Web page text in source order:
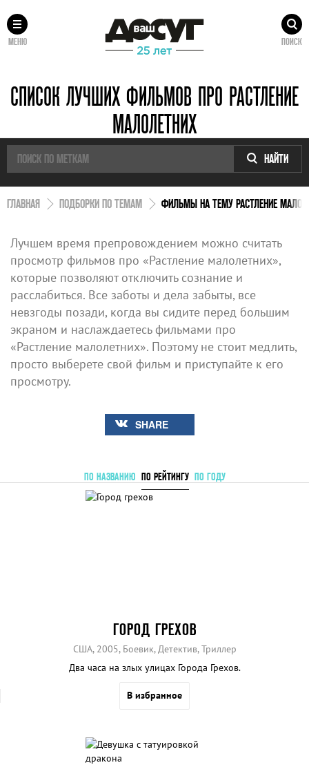
МЕНЮ ПОИСК
СПИСОК ЛУЧШИХ ФИЛЬМОВ ПРО РАСТЛЕНИЕ
МАЛОЛЕТНИХ
НАЙТИ
ГЛАВНАЯ ПОДБОРКИ ПО ТЕМАМ ФИЛЬМЫ НА ТЕМУ РАСТЛЕНИЕ
Лучшем время препровождением можно считать
просмотр фильмов про «Растление малолетних»,
которые позволяют отключить сознание и
расслабиться. Все заботы и дела забыты, все
невзгоды позади, когда вы сидите перед большим
экраном и наслаждаетесь фильмами про
«Растление малолетних». Поэтому не стоит медлить,
просто выберете свой фильм и приступайте к его
просмотру.
SHARE
ПО НАЗВАНИЮ ПО РЕЙТИНГУ ПО ГОДУ
ГОРОД ГРЕХОВ
США, 2005, Боевик, Детектив, Триллер
Два часа на злых улицах Города Грехов.
В избранное